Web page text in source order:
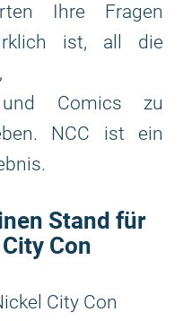
Ihre Fragen
ist, all die
und Comics zu
NCC ist ein
Stand für
Con
City Con